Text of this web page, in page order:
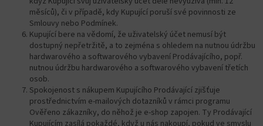
měsíců), či v případě, kdy Kupující poruší své povinnosti ze
Smlouvy nebo Podmínek.
Kupující bere na vědomí, že uživatelský účet nemusí být
dostupný nepřetržitě, a to zejména s ohledem na nutnou údržbu
hardwarového a softwarového vybavení Prodávajícího, popř.
nutnou údržbu hardwarového a softwarového vybavení třetích
osob.
Spokojenost s nákupem Kupujícího Prodávající zjišťuje
prostřednictvím e-mailových dotazníků v rámci programu
Ověřeno zákazníky, do něhož je e-shop zapojen. Ty Prodávající
Kupujícím zasílá pokaždé, když u nás nakoupí, pokud ve smyslu